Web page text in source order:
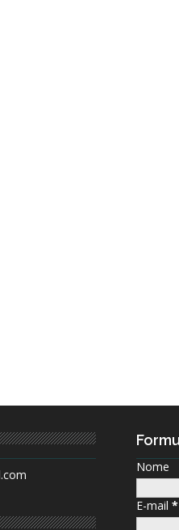
Nome
E-mail *